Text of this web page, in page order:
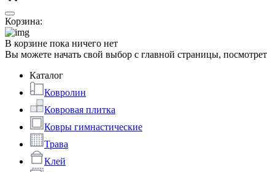
Корзина:
В корзине пока ничего нет
Вы можете начать свой выбор с главной страницы,
Каталог
Ковролин
Ковровая плитка
Ковры гимнастические
Трава
Клей